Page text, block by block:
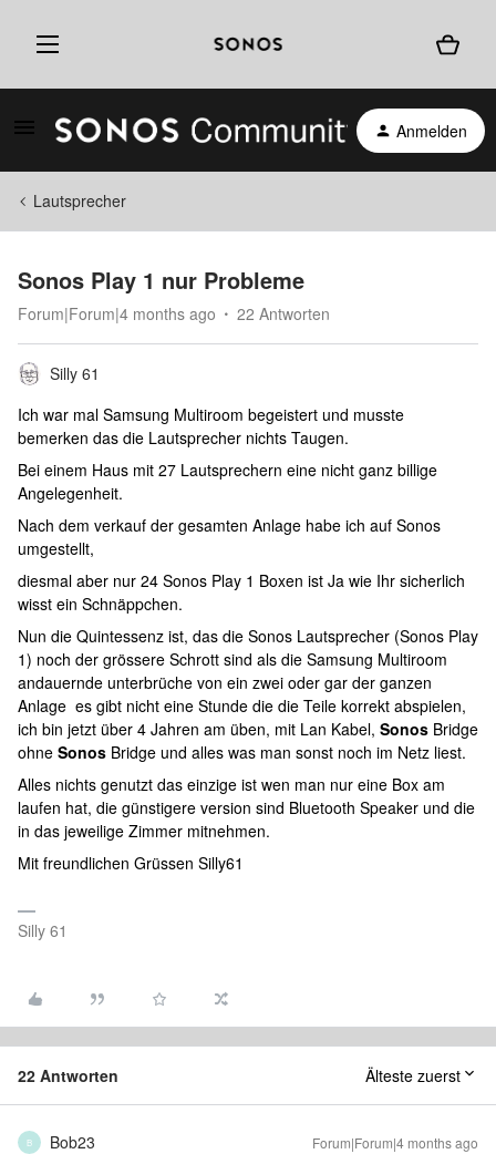
Anmelden
Lautsprecher
Sonos Play 1 nur Probleme
Forum|Forum|4 months ago 22 Antworten
Silly 61
Ich war mal Samsung Multiroom begeistert und musste
bemerken das die Lautsprecher nichts Taugen.
Bei einem Haus mit 27 Lautsprechern eine nicht ganz billige
Angelegenheit.
Nach dem verkauf der gesamten Anlage habe ich auf Sonos
umgestellt,
diesmal aber nur 24 Sonos Play 1 Boxen ist Ja wie Ihr sicherlich
wisst ein Schnäppchen.
Nun die Quintessenz ist, das die Sonos Lautsprecher (Sonos Play
1) noch der grössere Schrott sind als die Samsung Multiroom
andauernde unterbrüche von ein zwei oder gar der ganzen
Anlage es gibt nicht eine Stunde die die Teile korrekt abspielen,
ich bin jetzt über 4 Jahren am üben, mit Lan Kabel, Sonos Bridge
ohne Sonos Bridge und alles was man sonst noch im Netz liest.
Alles nichts genutzt das einzige ist wen man nur eine Box am
laufen hat, die günstigere version sind Bluetooth Speaker und die
in das jeweilige Zimmer mitnehmen.
Mit freundlichen Grüssen Silly61
Silly 61
22 Antworten Älteste zuerst
B Bob23 Forum|Forum|4 months ago